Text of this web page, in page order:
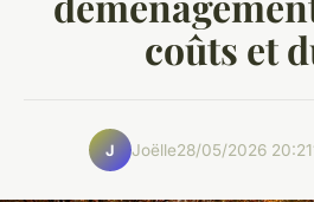
coûts et
J Joëlle28/05/2026 20:21